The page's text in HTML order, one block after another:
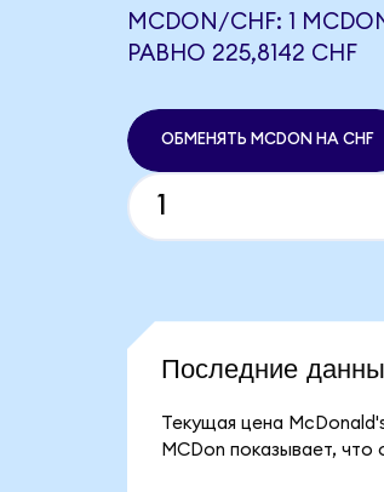
MCDON/CHF: 1
РАВНО 225,8142 CHF
ОБМЕНЯТЬ MCDON НА CHF
Последние
Текущая цена
MCDon показывает, что